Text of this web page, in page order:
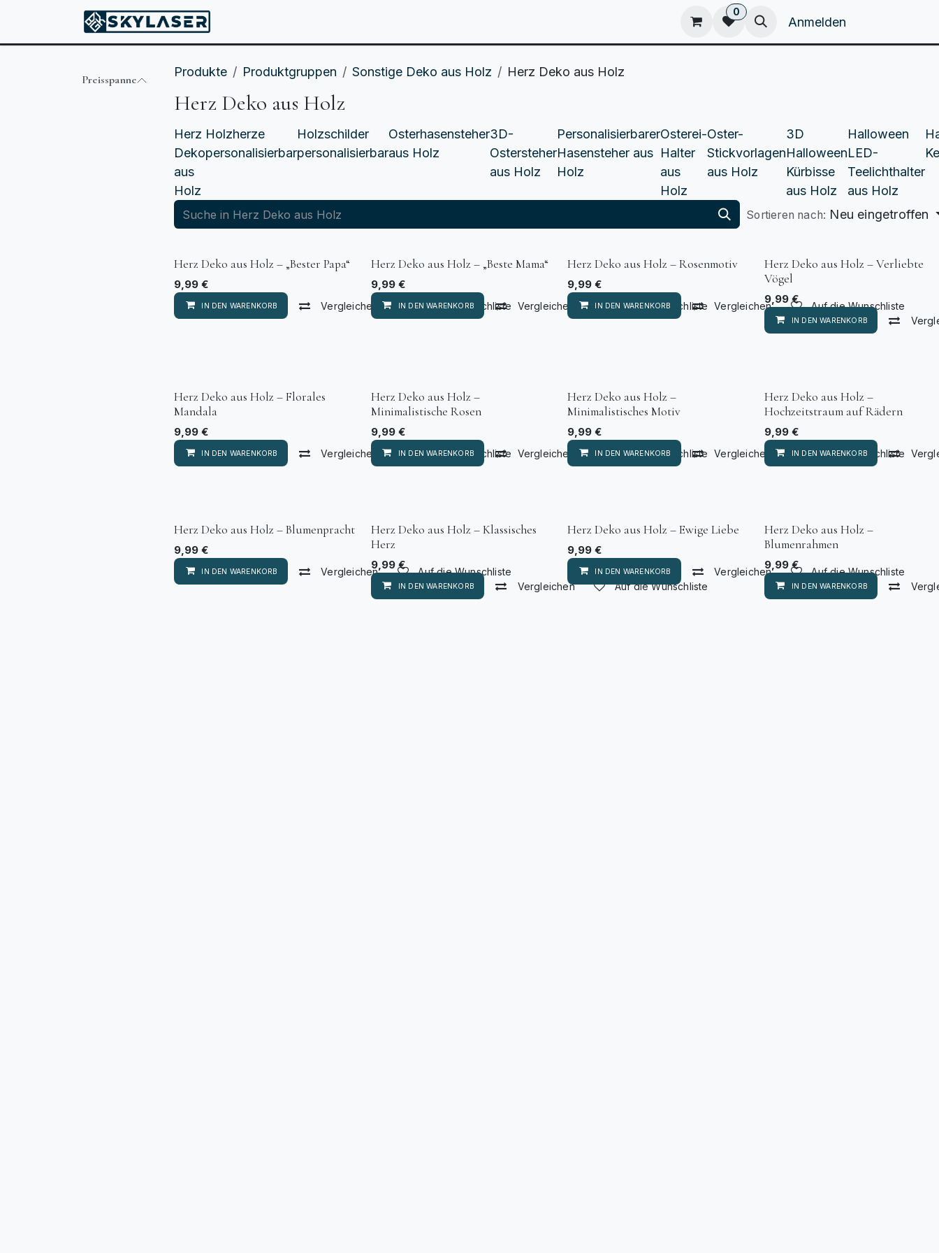
Kataloge Home
0
Anmelden
Preisspanne
Produkte Produktgruppen Sonstige Deko aus Holz Herz Deko aus Holz
Herz Deko aus Holz
Herz
Deko
aus
Holz
Holzherze
personalisierbar
Holzschilder
personalisierbar
Osterhasensteher
aus Holz
3D-
Ostersteher
aus Holz
Personalisierbarer
Hasensteher aus
Holz
Osterei-
Halter
aus
Holz
Oster-
Stickvorlagen
aus Holz
3D
Halloween
Kürbisse
aus Holz
Halloween
LED-
Teelichthalter
aus Holz
Sortieren nach: Neu eingetroffen
Herz Deko aus Holz – „Bester Papa“
9,99 €
IN DEN WARENKORB Vergleichen Auf die Wunschliste
Herz Deko aus Holz – „Beste Mama“
9,99€
IN DEN WARENKORB Vergleichen Auf die Wunschliste
Herz Deko aus Holz – Rosenmotiv
9,99 €
IN DEN WARENKORB Vergleichen Auf die Wunschliste
Ribbon Name
Herz Deko aus Holz – Verliebte
Vögel
9,99€
IN DEN WARENKORB
Herz Deko aus Holz – Florales
Mandala
9,99 €
IN DEN WARENKORB Vergleichen Auf die Wunschliste
Herz Deko aus Holz –
Minimalistische Rosen
9,99€
IN DEN WARENKORB Vergleichen Auf die Wunschliste
Herz Deko aus Holz –
Minimalistisches Motiv
9,99 €
IN DEN WARENKORB Vergleichen Auf die Wunschliste
Herz Deko aus Holz –
Hochzeitstraum auf Rädern
9,99€
IN DEN WARENKORB
Herz Deko aus Holz – Blumenpracht
9,99 €
IN DEN WARENKORB Vergleichen Auf die Wunschliste
Herz Deko aus Holz – Klassisches
Herz
9,99€
IN DEN WARENKORB Vergleichen Auf die Wunschliste
Herz Deko aus Holz – Ewige Liebe
9,99 €
IN DEN WARENKORB Vergleichen Auf die Wunschliste
Herz Deko aus Holz –
Blumenrahmen
9,99€
IN DEN WARENKORB